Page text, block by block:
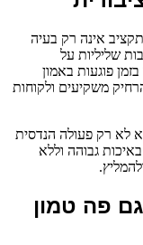
אינה רק בעיה
שליליות על
פוגעות באמון
משקיעים ולקוחות
לא רק פעולה הנדסית
גבוהה וללא
פה טמון